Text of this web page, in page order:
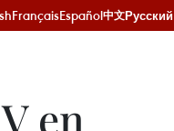
FrançaisEspañol中文Русский
en